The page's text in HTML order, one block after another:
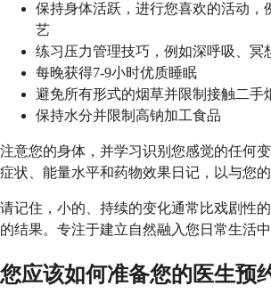
保持身体活跃，进行您喜欢的活动，
艺
练习压力管理技巧，例如深呼吸、冥
每晚获得7-9小时优质睡眠
避免所有形式的烟草并限制接触二手
保持水分并限制高钠加工食品
注意您的身体，并学习识别您感觉的任何
症状、能量水平和药物效果日记，以与您的
请记住，小的、持续的变化通常比戏剧性
的结果。专注于建立自然融入您日常生活中
您应该如何准备您的医生预